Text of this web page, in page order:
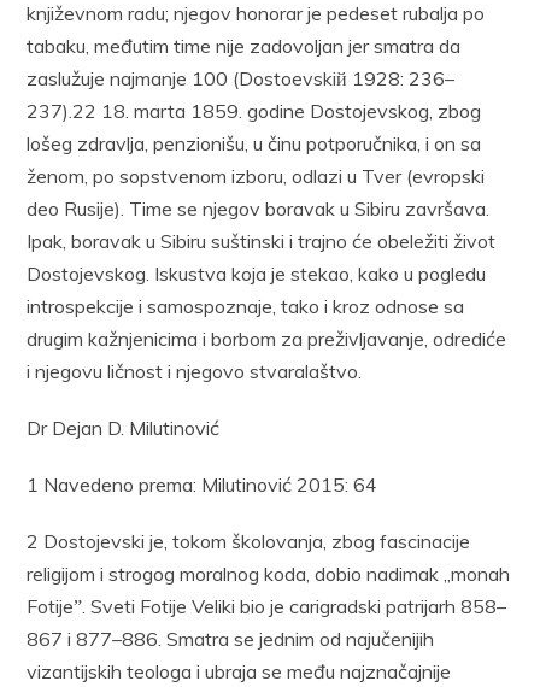
književnom radu; njegov honorar je pedeset rubalja po
tabaku, međutim time nije zadovoljan jer smatra da
zaslužuje najmanje 100 (Dostoevskiй 1928: 236–
237).22 18. marta 1859. godine Dostojevskog, zbog
lošeg zdravlja, penzionišu, u činu potporučnika, i on sa
ženom, po sopstvenom izboru, odlazi u Tver (evropski
deo Rusije). Time se njegov boravak u Sibiru završava.
Ipak, boravak u Sibiru suštinski i trajno će obeležiti život
Dostojevskog. Iskustva koja je stekao, kako u pogledu
introspekcije i samospoznaje, tako i kroz odnose sa
drugim kažnjenicima i borbom za preživljavanje, odrediće
i njegovu ličnost i njegovo stvaralaštvo.
Dr Dejan D. Milutinović
1 Navedeno prema: Milutinović 2015: 64
2 Dostojevski je, tokom školovanja, zbog fascinacije
religijom i strogog moralnog koda, dobio nadimak „monah
Fotijeˮ. Sveti Fotije Veliki bio je carigradski patrijarh 858–
867 i 877–886. Smatra se jednim od najučenijih
vizantijskih teologa i ubraja se među najznačajnije